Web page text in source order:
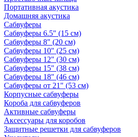
Портативная акустика
Домашняя акустика
Сабвуферы
Сабвуферы 6.5" (15 см)
Сабвуферы 8" (20 см)
Сабвуферы 10" (25 см)
Сабвуферы 12" (30 см)
Сабвуферы 15" (38 см)
Сабвуферы 18" (46 см)
Сабвуферы от 21" (53 см)
Корпусные сабвуферы
Короба для сабвуферов
Активные сабвуферы
Аксессуары для коробов
Защитные решетки для сабвуферов